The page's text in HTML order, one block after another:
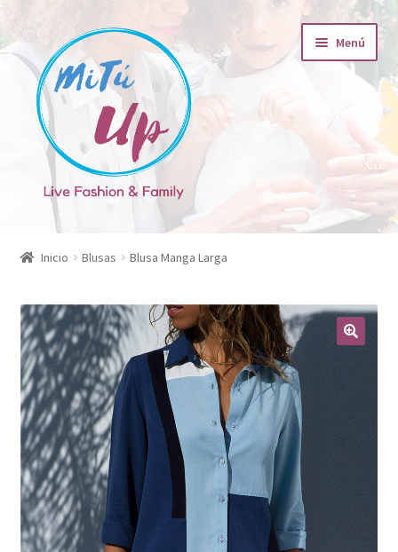
Ir
a
navegación
Ir
al
contenido
Menú
Tienda
Finalizar compra
Mi cuenta
Contacto
Inicio Blusas Blusa Manga Larga